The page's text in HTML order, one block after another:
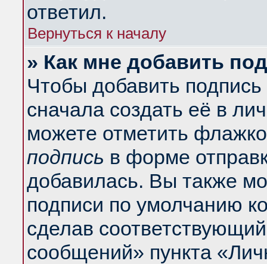
ответил.
Вернуться к началу
» Как мне добавить
Чтобы добавить
сначала создать её в
можете отметить
подпись в форме
добавилась. Вы также
подписи по умолчанию
сделав
сообщений» пункта